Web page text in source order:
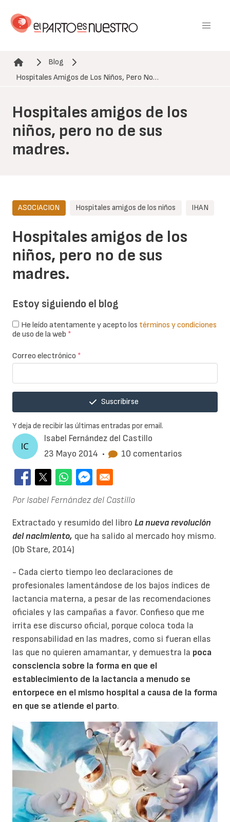
contenido
Ruta de navegación
Blog
Hospitales Amigos de Los Niños, Pero No…
Hospitales amigos de los
niños, pero no de sus
madres.
Isabel Fernández del Castillo
23 Mayo 2014 • 10 comentarios
Hospitales amigos de los
niños, pero no de sus
madres.
ASOCIACION Hospitales amigos de los niños IHAN
Por Isabel Fernández del Castillo
Extractado y resumido del libro La nueva revolución
del nacimiento, que ha salido al mercado hoy mismo.
(Ob Stare, 2014)
- Cada cierto tiempo leo declaraciones de
profesionales lamentándose de los bajos índices de
lactancia materna, a pesar de las recomendaciones
oficiales y las campañas a favor. Confieso que me
irrita ese discurso oficial, porque coloca toda la
responsabilidad en las madres, como si fueran ellas
las que no quieren amamantar, y demuestra la poca
consciencia sobre la forma en que el
establecimiento de la lactancia a menudo se
entorpece en el mismo hospital a causa de la forma
en que se atiende el parto.
Estoy siguiendo el blog
He leído atentamente y acepto los términos y condiciones
de uso de la web *
Correo electrónico *
Suscribirse
Y deja de recibir las últimas entradas por email.